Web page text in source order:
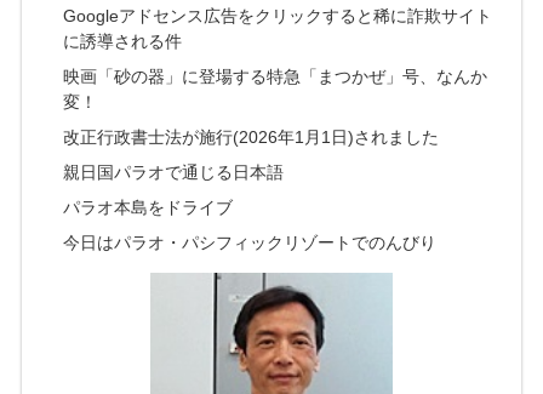
Googleアドセンス広告をクリックすると稀に詐欺サイト
に誘導される件
映画「砂の器」に登場する特急「まつかぜ」号、なんか
変！
改正行政書士法が施行(2026年1月1日)されました
親日国パラオで通じる日本語
パラオ本島をドライブ
今日はパラオ・パシフィックリゾートでのんびり